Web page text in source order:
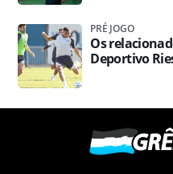
PRÉ JOGO
Os
Deportivo